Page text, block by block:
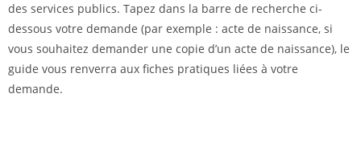
des services publics. Tapez dans la barre de recherche ci-
dessous votre demande (par exemple : acte de naissance, si
vous souhaitez demander une copie d’un acte de naissance), le
guide vous renverra aux fiches pratiques liées à votre
demande.